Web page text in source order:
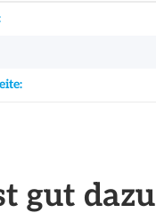
gut dazu